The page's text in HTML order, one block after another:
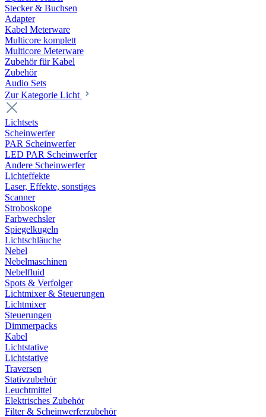
Stecker & Buchsen
Adapter
Kabel Meterware
Multicore komplett
Multicore Meterware
Zubehör für Kabel
Zubehör
Audio Sets
Zur Kategorie Licht
Lichtsets
Scheinwerfer
PAR Scheinwerfer
LED PAR Scheinwerfer
Andere Scheinwerfer
Lichteffekte
Laser, Effekte, sonstiges
Scanner
Stroboskope
Farbwechsler
Spiegelkugeln
Lichtschläuche
Nebel
Nebelmaschinen
Nebelfluid
Spots & Verfolger
Lichtmixer & Steuerungen
Lichtmixer
Steuerungen
Dimmerpacks
Kabel
Lichtstative
Lichtstative
Traversen
Stativzubehör
Leuchtmittel
Elektrisches Zubehör
Filter & Scheinwerferzubehör